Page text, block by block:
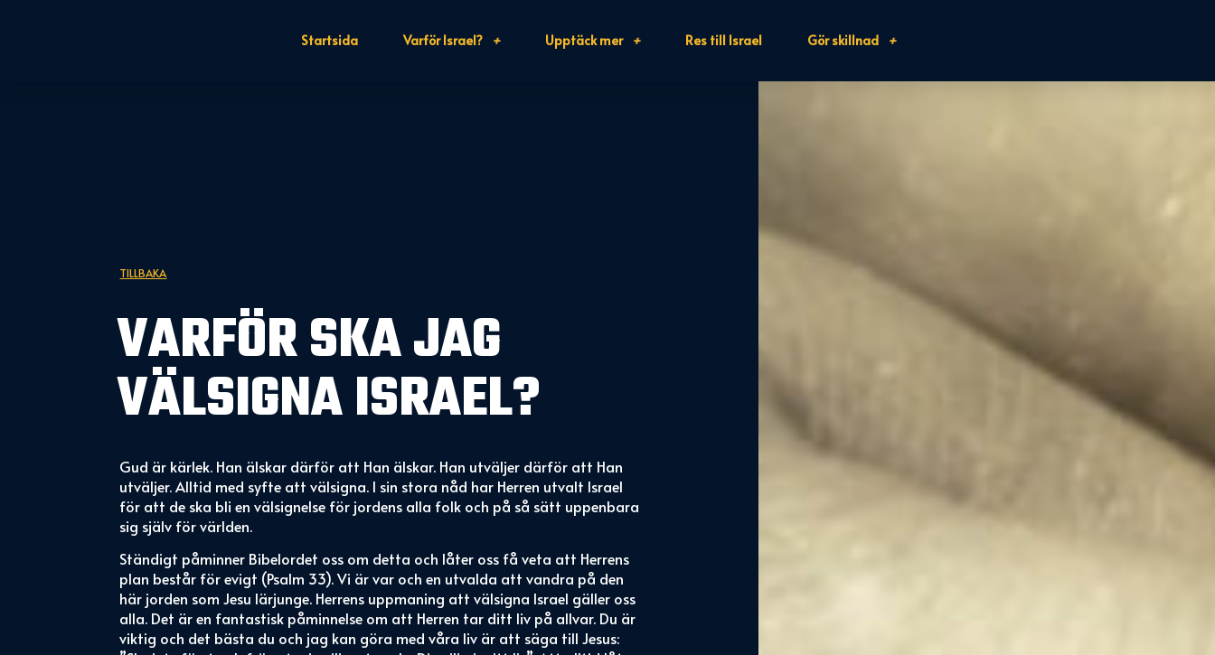
Startsida Varför Israel? Upptäck mer Res till Israel Gör skillnad
TILLBAKA
VARFÖR SKA JAG
VÄLSIGNA ISRAEL?
Gud är kärlek. Han älskar därför att Han älskar. Han utväljer därför att Han
utväljer. Alltid med syfte att välsigna. I sin stora nåd har Herren utvalt Israel
för att de ska bli en välsignelse för jordens alla folk och på så sätt uppenbara
sig själv för världen.
Ständigt påminner Bibelordet oss om detta och låter oss få veta att Herrens
plan består för evigt (Psalm 33). Vi är var och en utvalda att vandra på den
här jorden som Jesu lärjunge. Herrens uppmaning att välsigna Israel gäller oss
alla. Det är en fantastisk påminnelse om att Herren tar ditt liv på allvar. Du är
viktig och det bästa du och jag kan göra med våra liv är att säga till Jesus: